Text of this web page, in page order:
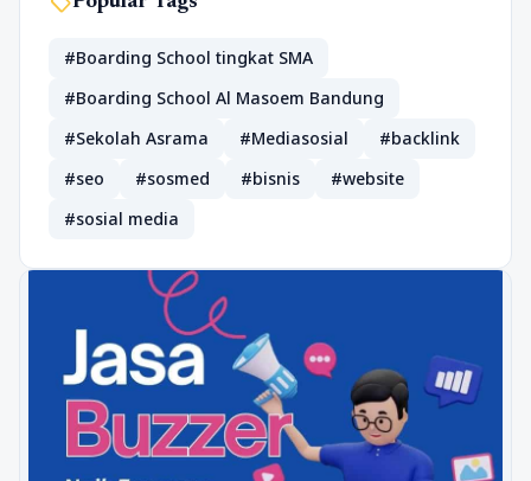
#Boarding School tingkat SMA
#Boarding School Al Masoem Bandung
#Sekolah Asrama
#Mediasosial
#backlink
#seo
#sosmed #bisnis
#website
#sosial media